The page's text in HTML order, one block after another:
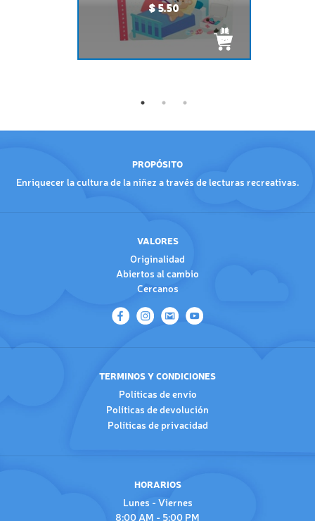
$ 5.50
PROPÓSITO
Enriquecer la cultura de la niñez a través de lecturas recreativas.
VALORES
Originalidad
Abiertos al cambio
Cercanos
TERMINOS Y CONDICIONES
Políticas de envío
Políticas de devolución
Políticas de privacidad
HORARIOS
Lunes - Viernes
8:00 AM - 5:00 PM